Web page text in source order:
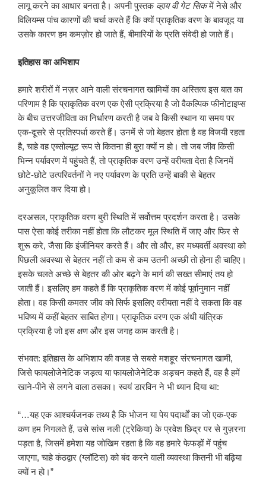
लागू करने का आधार बनता है। अपनी पुस्तक व्हाय वी गेट सिकमें नेसे और
विलियम्स पांच कारणों की चर्चा करते हैं कि क्यों प्राकृतिक वरण के बावजूद या
उसके कारण हम कमज़ोर हो जाते हैं, बीमारियों के प्रति संवेदी हो जाते हैं।
इतिहास का अभिशाप
हमारे शरीरों में नज़र आने वाली संरचनागत खामियों का अस्तित्व इस बात का
परिणाम है कि प्राकृतिक वरण एक ऐसी प्रक्रिया है जो वैकल्पिक फीनोटाइप्स
के बीच उत्तरजीविता का निर्धारण करती है जब वे किसी स्थान या समय पर
एक-दूसरे से प्रतिस्पर्धा करते हैं। उनमें से जो बेहतर होता है वह विजयी रहता
है, चाहे वह एब्सोल्यूट रूप से कितना ही बुरा क्यों न हो। तो जब जीव किसी
भिन्न पर्यावरण में पहुंचते हैं, तो प्राकृतिक वरण उन्हें वरीयता देता है जिनमें
छोटे-छोटे उत्परिवर्तनों ने नए पर्यावरण के प्रति उन्हें बाकी से बेहतर
अनुकूलित कर दिया हो।
दरअसल, प्राकृतिक वरण बुरी स्थिति में सर्वोत्तम प्रदर्शन करता है। उसके
पास ऐसा कोई तरीका नहीं होता कि लौटकर मूल स्थिति में जाए और फिर से
शुरू करे, जैसा कि इंजीनियर करते हैं। और तो और, हर मध्यवर्ती अवस्था को
पिछली अवस्था से बेहतर नहीं तो कम से कम उतनी अच्छी तो होना ही चाहिए।
इसके चलते अच्छे से बेहतर की ओर बढ़ने के मार्ग की सख्त सीमाएं तय हो
जाती हैं। इसलिए हम कहते हैं कि प्राकृतिक वरण में कोई पूर्वानुमान नहीं
होता। वह किसी कमतर जीव को सिर्फ इसलिए वरीयता नहीं दे सकता कि वह
भविष्य में कहीं बेहतर साबित होगा। प्राकृतिक वरण एक अंधी यांत्रिक
प्रक्रिया है जो इस क्षण और इस जगह काम करती है।
संभवत: इतिहास के अभिशाप की वजह से सबसे मशहूर संरचनागत खामी,
जिसे फायलोजेनेटिक जड़त्व या फायलोजेनेटिक अड़चन कहते हैं, वह है हमें
खाने-पीने से लगने वाला ठसका। स्वयं डारविन ने भी ध्यान दिया था:
“…यह एक आश्चर्यजनक तथ्य है कि भोजन या पेय पदार्थों का जो एक-एक
कण हम निगलते हैं, उसे सांस नली (ट्रेकिया) के प्रवेश छिद्र पर से गुज़रना
पड़ता है, जिसमें हमेशा यह जोखिम रहता है कि वह हमारे फेफड़ों में पहुंच
जाएगा, चाहे कंठद्वार (ग्लॉटिस) को बंद करने वाली व्यवस्था कितनी भी बढ़िया
क्यों न हो।”